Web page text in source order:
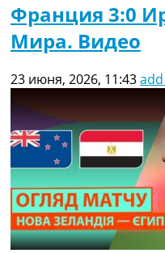
Франция 3:0
Мира. Видео
23 июня, 2026, 11:43